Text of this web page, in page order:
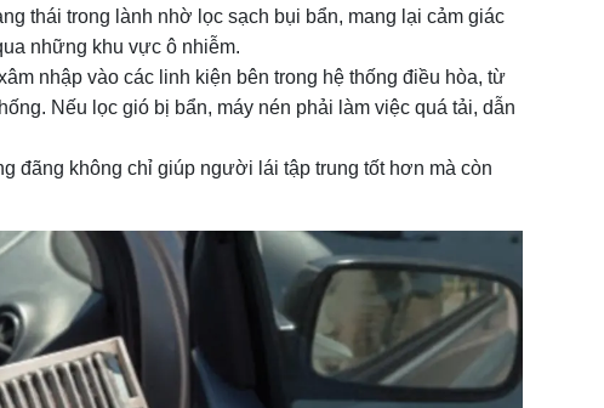
thái trong lành nhờ lọc sạch bụi bẩn, mang lại cảm giác
những khu vực ô nhiễm.
nhập vào các linh kiện bên trong hệ thống điều hòa, từ
Nếu lọc gió bị bẩn, máy nén phải làm việc quá tải, dẫn
đãng không chỉ giúp người lái tập trung tốt hơn mà còn